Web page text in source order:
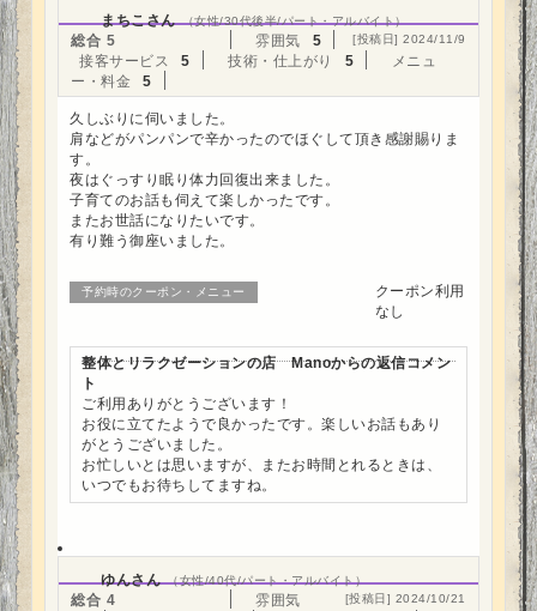
まちこさん （女性/30代後半/パート・アルバイト）
[投稿日] 2024/11/9
総合 5 雰囲気
5
接客サービス
5 技術・仕上がり 5
メニュ
ー・料金
5
久しぶりに伺いました。
肩などがパンパンで辛かったのでほぐして頂き感謝賜りま
す。
夜はぐっすり眠り体力回復出来ました。
子育てのお話も伺えて楽しかったです。
またお世話になりたいです。
有り難う御座いました。
予約時のクーポン・メニュー
クーポン利用
なし
整体とリラクゼーションの店 Manoからの返信コメン
ト
ご利用ありがとうございます！
お役に立てたようで良かったです。楽しいお話もあり
がとうございました。
お忙しいとは思いますが、またお時間とれるときは、
いつでもお待ちしてますね。
ゆんさん （女性/40代/パート・アルバイト）
[投稿日] 2024/10/21
総合 4
雰囲気